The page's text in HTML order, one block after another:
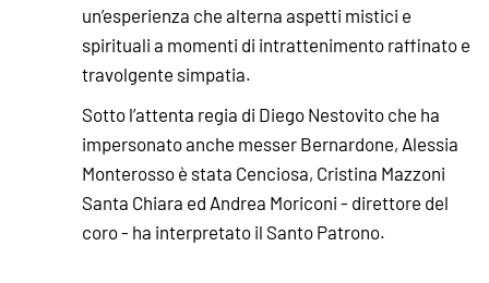
un’esperienza che alterna aspetti mistici e
spirituali a momenti di intrattenimento raffinato e
travolgente simpatia.
Sotto l’attenta regia di Diego Nestovito che ha
impersonato anche messer Bernardone, Alessia
Monterosso è stata Cenciosa, Cristina Mazzoni
Santa Chiara ed Andrea Moriconi - direttore del
coro - ha interpretato il Santo Patrono.